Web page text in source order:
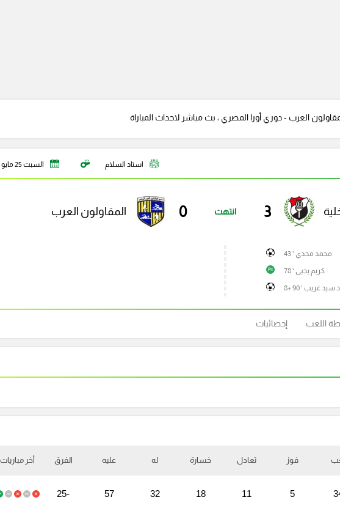
العرب - دوري أورا المصري ، بث مباشر لاحداث المباراة
استاد السلام السبت 25 مايو 2024
3 انتهت 0 المقاولون العرب
محمد مجدي ' 43
P
كريم يحيى ' 78
سيد غريب ' 90 +8
اللعب إحصائيات
فوز تعادل خسارة له عليه الفرق أخر مباريات
5
11
18
32
57
-25